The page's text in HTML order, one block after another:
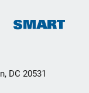
DC 20531